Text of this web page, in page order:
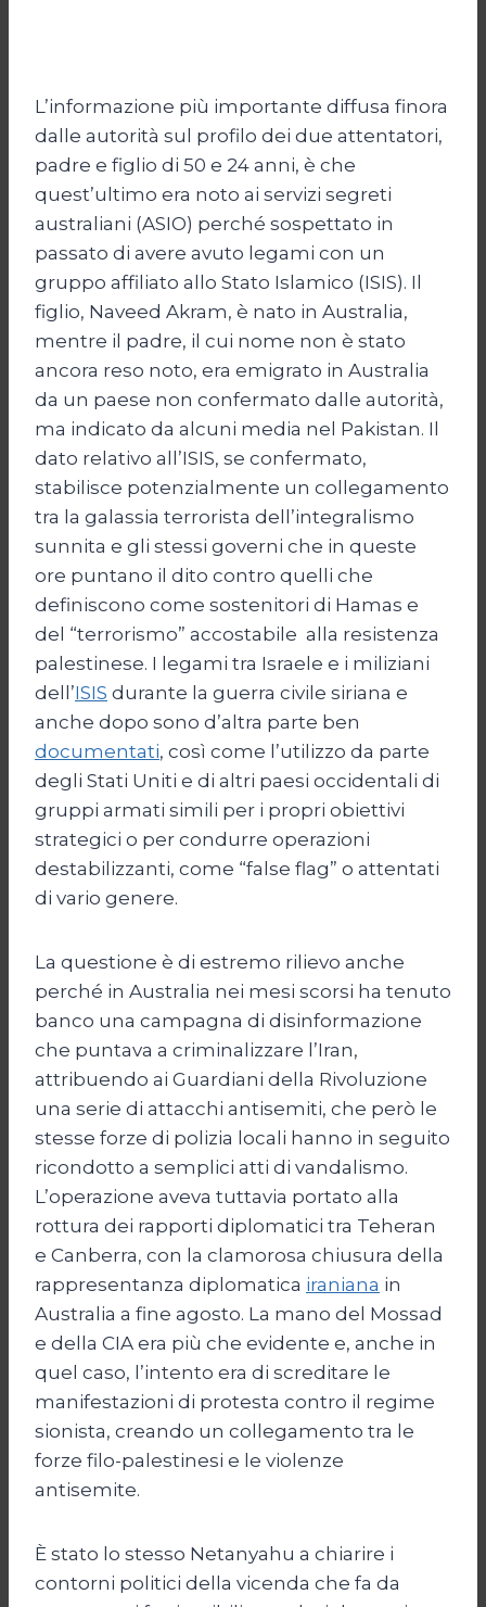
L’informazione più importante diffusa finora
dalle autorità sul profilo dei due attentatori,
padre e figlio di 50 e 24 anni, è che
quest’ultimo era noto ai servizi segreti
australiani (ASIO) perché sospettato in
passato di avere avuto legami con un
gruppo affiliato allo Stato Islamico (ISIS). Il
figlio, Naveed Akram, è nato in Australia,
mentre il padre, il cui nome non è stato
ancora reso noto, era emigrato in Australia
da un paese non confermato dalle autorità,
ma indicato da alcuni media nel Pakistan. Il
dato relativo all’ISIS, se confermato,
stabilisce potenzialmente un collegamento
tra la galassia terrorista dell’integralismo
sunnita e gli stessi governi che in queste
ore puntano il dito contro quelli che
definiscono come sostenitori di Hamas e
del “terrorismo” accostabile alla resistenza
palestinese. I legami tra Israele e i miliziani
dell’ISIS durante la guerra civile siriana e
anche dopo sono d’altra parte ben
documentati, così come l’utilizzo da parte
degli Stati Uniti e di altri paesi occidentali di
gruppi armati simili per i propri obiettivi
strategici o per condurre operazioni
destabilizzanti, come “false flag” o attentati
di vario genere.
La questione è di estremo rilievo anche
perché in Australia nei mesi scorsi ha tenuto
banco una campagna di disinformazione
che puntava a criminalizzare l’Iran,
attribuendo ai Guardiani della Rivoluzione
una serie di attacchi antisemiti, che però le
stesse forze di polizia locali hanno in seguito
ricondotto a semplici atti di vandalismo.
L’operazione aveva tuttavia portato alla
rottura dei rapporti diplomatici tra Teheran
e Canberra, con la clamorosa chiusura della
rappresentanza diplomatica iraniana in
Australia a fine agosto. La mano del Mossad
e della CIA era più che evidente e, anche in
quel caso, l’intento era di screditare le
manifestazioni di protesta contro il regime
sionista, creando un collegamento tra le
forze filo-palestinesi e le violenze
antisemite.
È stato lo stesso Netanyahu a chiarire i
contorni politici della vicenda che fa da